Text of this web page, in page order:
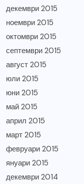
декември 2015
ноември 2015
октомври 2015
септември 2015
август 2015
юли 2015
юни 2015
май 2015
април 2015
март 2015
февруари 2015
януари 2015
декември 2014